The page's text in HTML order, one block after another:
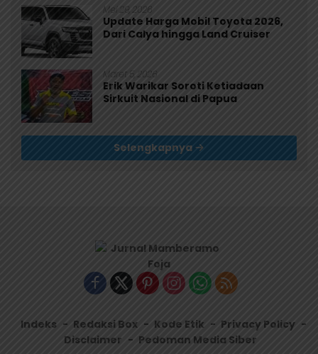
Mei 29, 2026
Update Harga Mobil Toyota 2026,
Dari Calya hingga Land Cruiser
Maret 5, 2026
Erik Warikar Soroti Ketiadaan
Sirkuit Nasional di Papua
Selengkapnya
Indeks Redaksi Box Kode Etik
Privacy Policy
Disclaimer
Pedoman Media Siber